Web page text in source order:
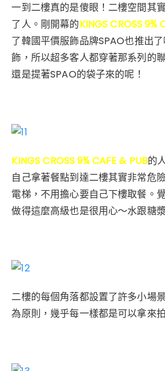
一到二樓真的是傻眼！二樓空間其
了人。剛開幕的KINGS CROSS 9¾
了韓國平價服飾品牌SPAO也推出
飾，所以超多客人都穿著那系列的
還是提著SPAO的袋子來的呢！
KINGS CROSS 9¾ CAFE & PUB的
自己拿著餐點到達二樓其實非常危
電梯，不用擔心要自己下樓取餐。
做得這麼高級也是很用心～水跟糖
二樓的每個角落都設置了許多小場
為原則，幾乎每一樣都是可以拿來